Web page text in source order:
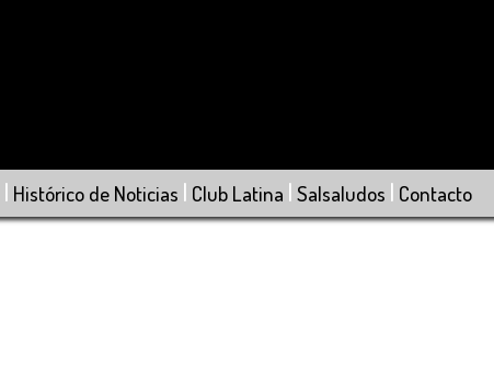
| Histórico de Noticias | Club Latina | Salsaludos | Contacto